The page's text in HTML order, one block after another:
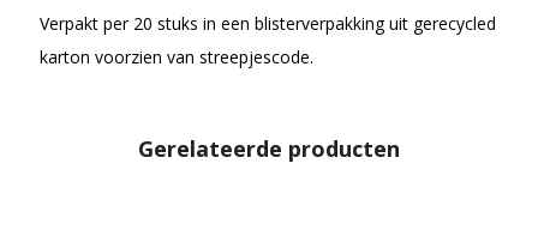
Verpakt per 20 stuks in een blisterverpakking uit gerecycled
karton voorzien van streepjescode.
Gerelateerde producten